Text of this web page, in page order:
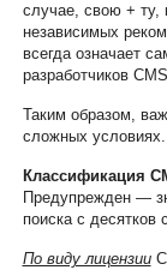
случае, свою + ту,
независимых
всегда означает
разработчиков
Таким образом,
сложных условиях.
Классификация
Предупрежден —
поиска с десятков
По виду лицензии